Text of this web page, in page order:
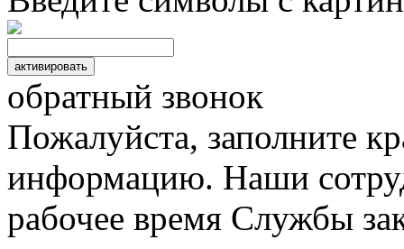
обратный звонок
Пожалуйста, заполните
информацию. Наши
рабочее время Службы